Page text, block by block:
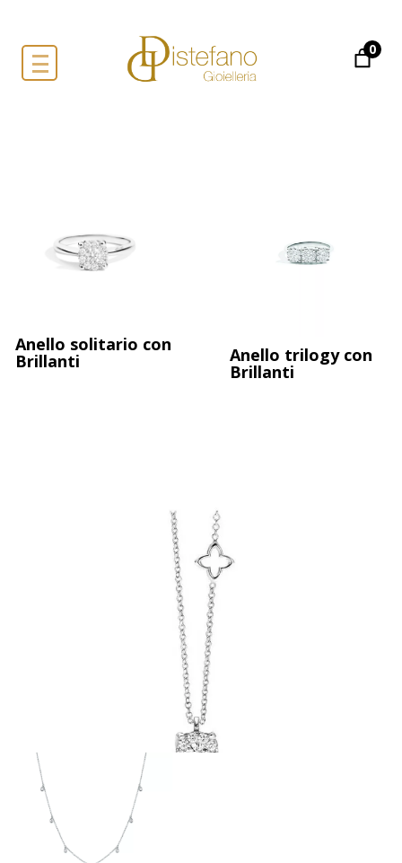
0
Anello solitario con
Brillanti Anello trilogy con
Brillanti
Collana punto luce con Brillanti